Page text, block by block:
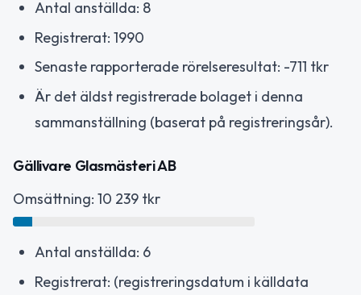
Antal anställda: 8
Registrerat: 1990
Senaste rapporterade rörelseresultat: -711 tkr
Är det äldst registrerade bolaget i denna
sammanställning (baserat på registreringsår).
Gällivare Glasmästeri AB
Omsättning: 10 239 tkr
Antal anställda: 6
Registrerat: (registreringsdatum i källdata